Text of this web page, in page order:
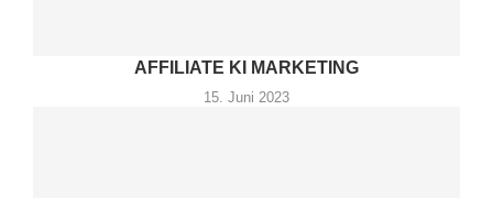
AFFILIATE KI MARKETING
15. Juni 2023